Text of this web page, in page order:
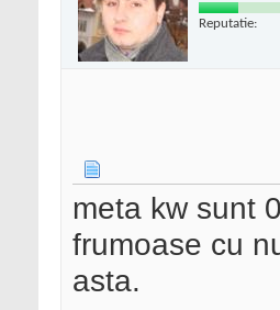
Reputatie:
meta kw sunt
frumoase cu
asta.